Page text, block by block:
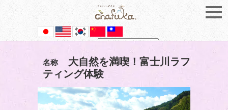
Powered by Translate
名称
大自然を満喫！富士川ラフ
ティング体験